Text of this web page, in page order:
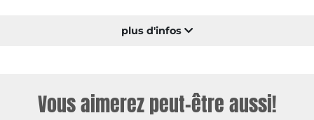
plus d'infos
Vous aimerez peut-être aussi!